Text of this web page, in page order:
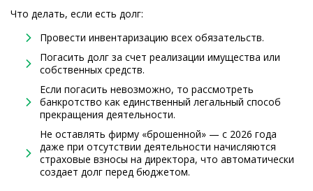
Что делать, если есть долг:
Провести инвентаризацию всех обязательств.
Погасить долг за счет реализации имущества или
собственных средств.
Если погасить невозможно, то рассмотреть
банкротство как единственный легальный способ
прекращения деятельности.
Не оставлять фирму «брошенной» — с 2026 года
даже при отсутствии деятельности начисляются
страховые взносы на директора, что автоматически
создает долг перед бюджетом.